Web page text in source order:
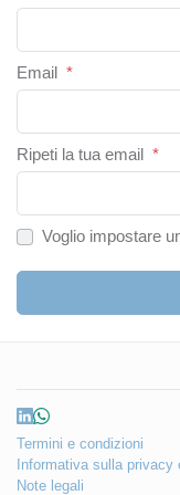
Email *
Ripeti la tua email *
Voglio impostare
Termini e condizioni
Informativa sulla privacy
Note legali